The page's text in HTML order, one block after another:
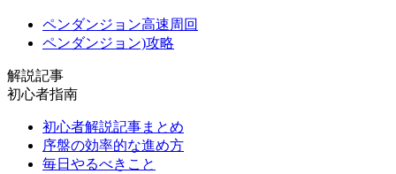
ペンダンジョン高速周回
ペンダンジョン)攻略
解説記事
初心者指南
初心者解説記事まとめ
序盤の効率的な進め方
毎日やるべきこと